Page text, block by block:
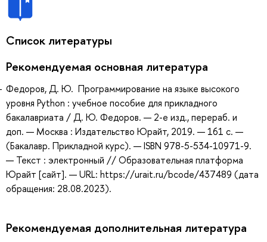
Список литературы
Рекомендуемая основная литература
Федоров, Д. Ю. Программирование на языке высокого
уровня Python : учебное пособие для прикладного
бакалавриата / Д. Ю. Федоров. — 2-е изд., перераб. и
доп. — Москва : Издательство Юрайт, 2019. — 161 с. —
(Бакалавр. Прикладной курс). — ISBN 978-5-534-10971-9.
— Текст : электронный // Образовательная платформа
Юрайт [сайт]. — URL: https://urait.ru/bcode/437489 (дата
обращения: 28.08.2023).
Рекомендуемая дополнительная литература